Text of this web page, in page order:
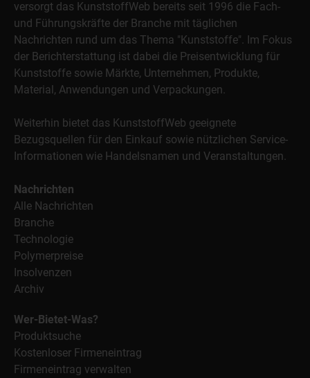
versorgt das KunststoffWeb bereits seit 1996 die Fach-
und Führungskräfte der Branche mit täglichen
Nachrichten rund um das Thema "Kunststoffe". Im Fokus
der Berichterstattung ist dabei die Preisentwicklung für
Kunststoffe sowie Märkte, Unternehmen, Produkte,
Material, Anwendungen und Verpackungen.
Weiterhin bietet das KunststoffWeb geeignete
Bezugsquellen für den Einkauf sowie nützlichen Service-
Informationen wie Handelsnamen und Veranstaltungen.
Nachrichten
Alle Nachrichten
Branche
Technologie
Polymerpreise
Insolvenzen
Archiv
Wer-Bietet-Was?
Produktsuche
Kostenloser Firmeneintrag
Firmeneintrag verwalten